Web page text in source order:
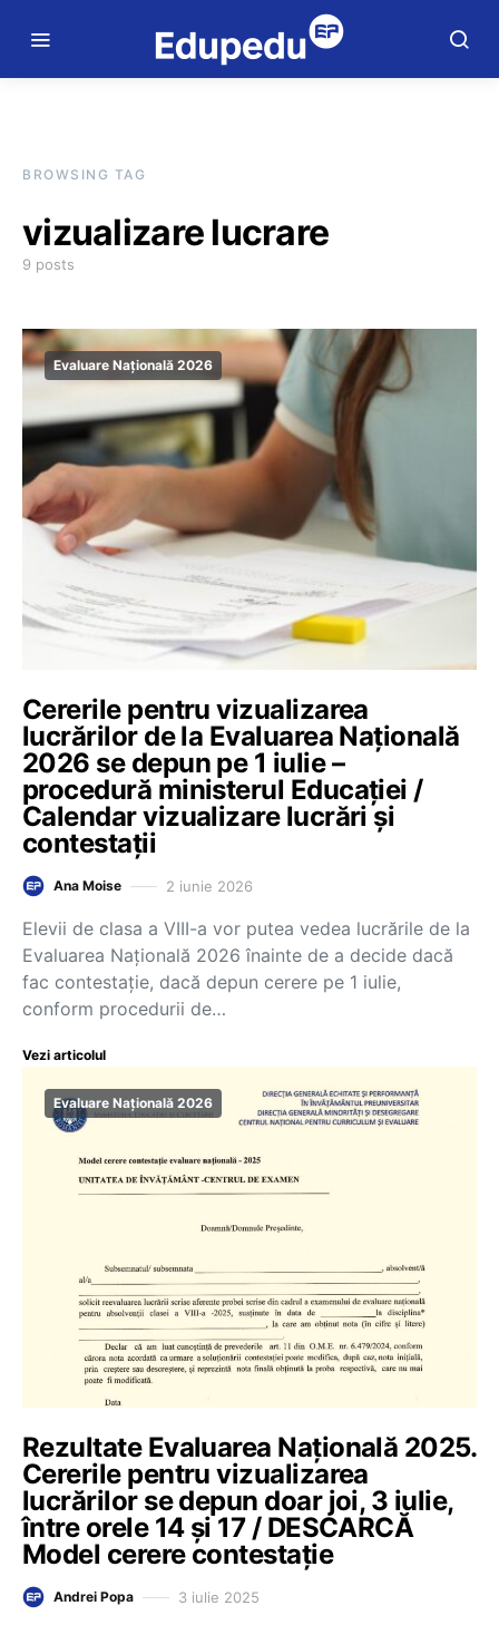
BROWSING TAG
vizualizare lucrare
9 posts
Evaluare Națională 2026
Cererile pentru vizualizarea
lucrărilor de la Evaluarea Națională
2026 se depun pe 1 iulie –
procedură ministerul Educației /
Calendar vizualizare lucrări și
contestații
Ana Moise 2 iunie 2026
Elevii de clasa a VIII-a vor putea vedea lucrările de la
Evaluarea Națională 2026 înainte de a decide dacă
fac contestație, dacă depun cerere pe 1 iulie,
conform procedurii de…
Vezi articolul
Evaluare Națională 2026
Rezultate Evaluarea Națională 2025.
Cererile pentru vizualizarea
lucrărilor se depun doar joi, 3 iulie,
între orele 14 și 17 / DESCARCĂ
Model cerere contestație
Andrei Popa 3 iulie 2025